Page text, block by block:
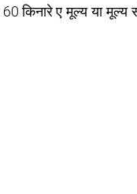
60 किनारे ए मूल्य या मूल्य